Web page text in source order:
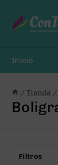
Contenido
Inicio
/ Tienda /
Filtros